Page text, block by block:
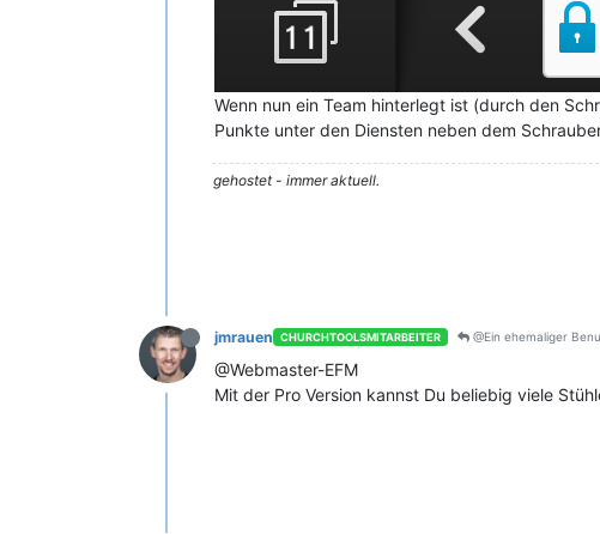
Wenn nun ein Team hinterlegt ist (durch den
Punkte unter den Diensten neben dem
gehostet - immer aktuell.
jmrauen CHURCHTOOLSMITARBEITER @Ein ehemaliger
@Webmaster-EFM
Mit der Pro Version kannst Du beliebig viele